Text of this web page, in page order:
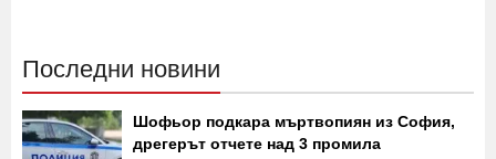
Последни новини
Шофьор подкара мъртвопиян из София,
дрегерът отчете над 3 промила